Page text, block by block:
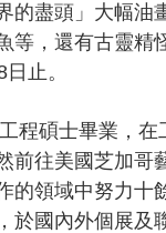
的盡頭」大幅油
等，還有古靈精
止。
程碩士畢業，
前往美國芝加哥
的領域中努力十
於國內外個展及